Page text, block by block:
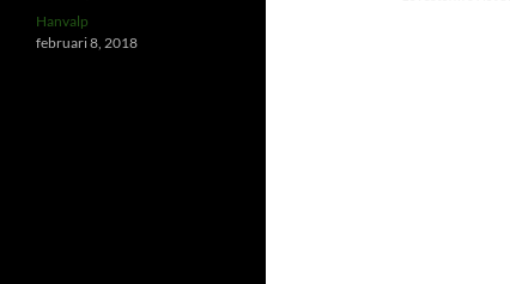
Hanvalp
februari 8, 2018